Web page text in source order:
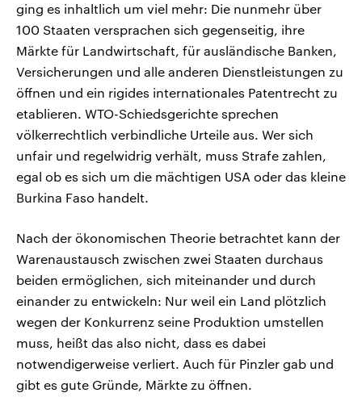
ging es inhaltlich um viel mehr: Die nunmehr über
100 Staaten versprachen sich gegenseitig, ihre
Märkte für Landwirtschaft, für ausländische Banken,
Versicherungen und alle anderen Dienstleistungen zu
öffnen und ein rigides internationales Patentrecht zu
etablieren. WTO-Schiedsgerichte sprechen
völkerrechtlich verbindliche Urteile aus. Wer sich
unfair und regelwidrig verhält, muss Strafe zahlen,
egal ob es sich um die mächtigen USA oder das kleine
Burkina Faso handelt.
Nach der ökonomischen Theorie betrachtet kann der
Warenaustausch zwischen zwei Staaten durchaus
beiden ermöglichen, sich miteinander und durch
einander zu entwickeln: Nur weil ein Land plötzlich
wegen der Konkurrenz seine Produktion umstellen
muss, heißt das also nicht, dass es dabei
notwendigerweise verliert. Auch für Pinzler gab und
gibt es gute Gründe, Märkte zu öffnen.